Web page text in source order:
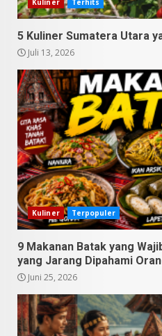
5 Kuliner Sumatera Utara
Juli 13, 2026
Kuliner Terpopuler
9 Makanan Batak yang
yang Jarang Dipahami
Juni 25, 2026
Juni 25, 2026
4
Juni 11, 2026
5
10
Sering
Mei 25, 2026
6
Pesona
Tradisi
Mendunia
Mei 4, 2026
SUCI
Up